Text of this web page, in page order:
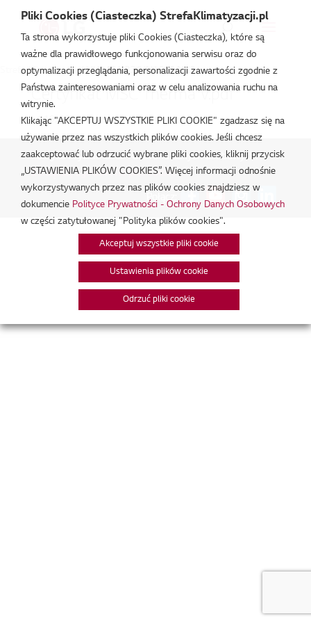
Strefa Klimatyzacji /HU143.U33/HN1639.NK3
Certyfikat MSC Therma V.pdf
lut 18, 2026
Polityka Prywatności - Ochrona danych osobowych.|
Zarządzaj zgodami na pliki cookie
Połącz:
Pliki Cookies (Ciasteczka) StrefaKlimatyzacji.pl
Ta strona wykorzystuje pliki Cookies (Ciasteczka), które są
ważne dla prawidłowego funkcjonowania serwisu oraz do
optymalizacji przeglądania, personalizacji zawartości zgodnie z
Państwa zainteresowaniami oraz w celu analizowania ruchu na
witrynie.
Klikając "AKCEPTUJ WSZYSTKIE PLIKI COOKIE" zgadzasz się na
używanie przez nas wszystkich plików cookies. Jeśli chcesz
zaakceptować lub odrzucić wybrane pliki cookies, kliknij przycisk
„USTAWIENIA PLIKÓW COOKIES”. Więcej informacji odnośnie
wykorzystywanych przez nas plików cookies znajdziesz w
dokumencie Polityce Prywatności - Ochrony Danych Osobowych
w części zatytułowanej "Polityka plików cookies".
Akceptuj wszystkie pliki cookie
Ustawienia plików cookie
Odrzuć pliki cookie